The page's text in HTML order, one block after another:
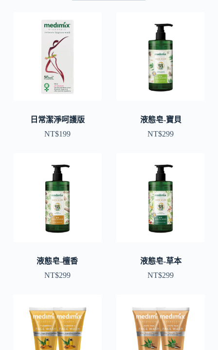
日常潔淨呵護版
NT$199
液態皂-寶貝
NT$299
液態皂-檀香
NT$299
液態皂-草本
NT$299